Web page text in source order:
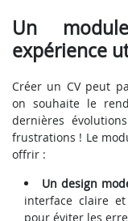
Un
expérience
Créer un CV peut
on souhaite le
dernières
frustrations ! Le
offrir :
Un design
interface claire
pour éviter les